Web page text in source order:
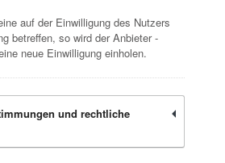
auf der Einwilligung des Nutzers
betreffen, so wird der Anbieter -
neue Einwilligung einholen.
und rechtliche